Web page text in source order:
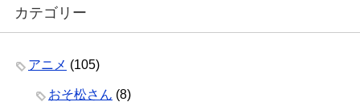
カテゴリー
アニメ (105)
おそ松さん (8)